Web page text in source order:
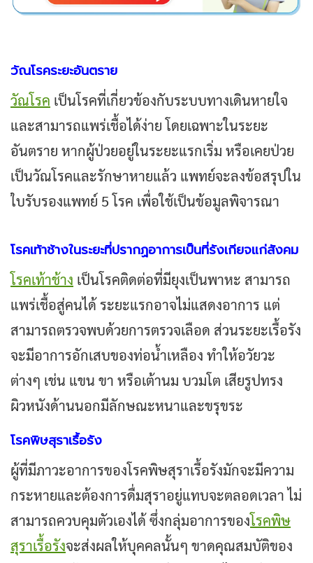
วัณโรคระยะอันตราย
วัณโรค เป็นโรคที่เกี่ยวข้องกับระบบทางเดินหายใจ
และสามารถแพร่เชื้อได้ง่าย โดยเฉพาะในระยะ
อันตราย หากผู้ป่วยอยู่ในระยะแรกเริ่ม หรือเคยป่วย
เป็นวัณโรคและรักษาหายแล้ว แพทย์จะลงข้อสรุปใน
ใบรับรองแพทย์ 5 โรค เพื่อใช้เป็นข้อมูลพิจารณา
โรคเท้าช้างในระยะที่ปรากฏอาการเป็นที่รังเกียจแก่สังคม
โรคเท้าช้าง เป็นโรคติดต่อที่มียุงเป็นพาหะ สามารถ
แพร่เชื้อสู่คนได้ ระยะแรกอาจไม่แสดงอาการ แต่
สามารถตรวจพบด้วยการตรวจเลือด ส่วนระยะเรื้อรัง
จะมีอาการอักเสบของท่อน้ำเหลือง ทำให้อวัยวะ
ต่างๆ เช่น แขน ขา หรือเต้านม บวมโต เสียรูปทรง
ผิวหนังด้านนอกมีลักษณะหนาและขรุขระ
โรคพิษสุราเรื้อรัง
ผู้ที่มีภาวะอาการของโรคพิษสุราเรื้อรังมักจะมีความ
กระหายและต้องการดื่มสุราอยู่แทบจะตลอดเวลา ไม่
สามารถควบคุมตัวเองได้ ซึ่งกลุ่มอาการของโรคพิษ
สุราเรื้อรังจะส่งผลให้บุคคลนั้นๆ ขาดคุณสมบัติของ